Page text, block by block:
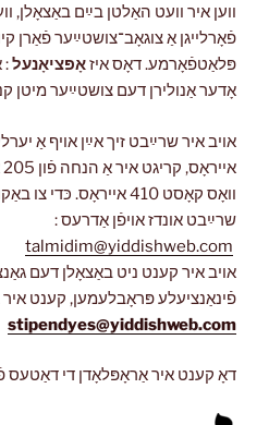
ווען איר וועט האַלטן בײַם באַצאָלן,
פֿאָרלייגן אַ צוגאָב־צושטײַער פֿאַרן
פּלאַטפֿאָרמע. דאָס איזאָפּציאָנעל:
אָדער אַנולירן דעם צושטײַער מיטן
וואָס קאָסט 410 אייראָס.
שרײַבט אונדז אויפֿן אַדרעס :
talmidim@yiddishweb.com
אויב איר קענט ניט באַצאָלן דעם
פֿינאַנציעלע פּראָבלעמען, קענט
stipendyes@yiddishweb.com
דאָ קענט איר אַראָפּלאָדן די דאַטעס